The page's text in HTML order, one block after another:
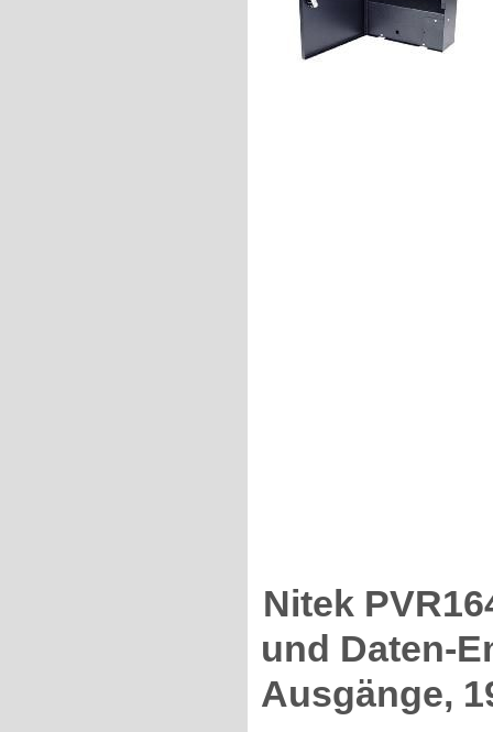
Nitek
und Daten-
Ausgänge,